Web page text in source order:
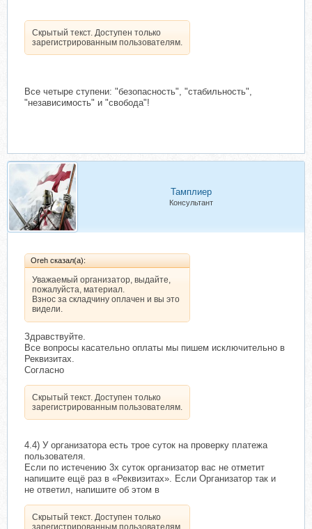
Скрытый текст. Доступен только
зарегистрированным пользователям.
Все четыре ступени: "безопасность", "стабильность",
"независимость" и "свобода"!
Тамплиер
Консультант
Oreh сказал(а):
Уважаемый организатор, выдайте,
пожалуйста, материал.
Взнос за складчину оплачен и вы это
видели.
Здравствуйте.
Все вопросы касательно оплаты мы пишем исключительно в
Реквизитах.
Согласно
Скрытый текст. Доступен только
зарегистрированным пользователям.
4.4) У организатора есть трое суток на проверку платежа
пользователя.
Если по истечению 3х суток организатор вас не отметит
напишите ещё раз в «Реквизитах». Если Организатор так и
не ответил, напишите об этом в
Скрытый текст. Доступен только
зарегистрированным пользователям.